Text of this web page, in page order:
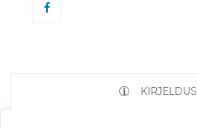
KIRJELDUS